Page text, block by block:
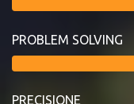
PROBLEM SOLVING
PRECISIONE